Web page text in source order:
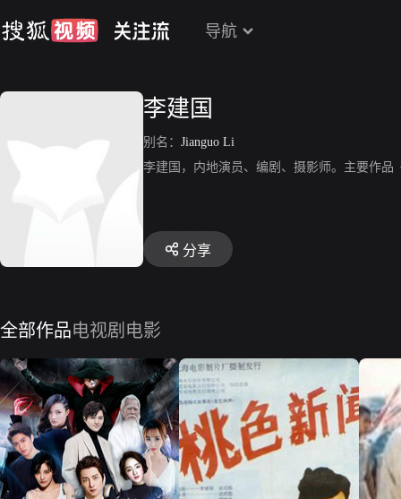
导航
李建国
别名： Jianguo Li
李建国，内地演员、编剧、摄影师。主要作
分享
全部作品电视剧 电影